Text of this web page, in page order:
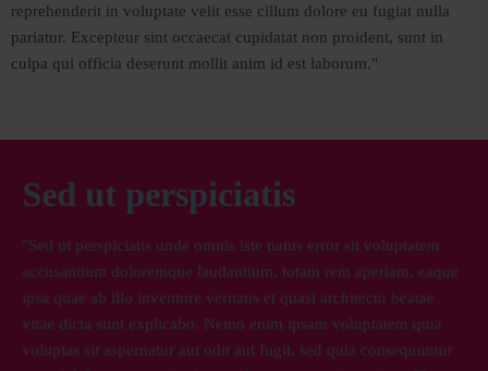
reprehenderit in voluptate velit esse cillum dolore eu fugiat nulla
pariatur. Excepteur sint occaecat cupidatat non proident, sunt in
culpa qui officia deserunt mollit anim id est laborum."
Sed ut perspiciatis
"Sed ut perspiciatis unde omnis iste natus error sit voluptatem
accusantium doloremque laudantium, totam rem aperiam, eaque
ipsa quae ab illo inventore veritatis et quasi architecto beatae
vitae dicta sunt explicabo. Nemo enim ipsam voluptatem quia
voluptas sit aspernatur aut odit aut fugit, sed quia consequuntur